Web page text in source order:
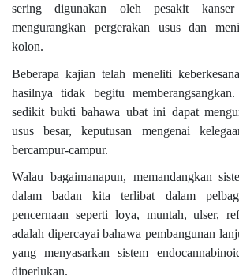
sering digunakan oleh pesakit
mengurangkan pergerakan usus dan
kolon.
Beberapa kajian telah meneliti
hasilnya tidak begitu
sedikit bukti bahawa ubat ini dapat
usus besar, keputusan mengenai
bercampur-campur.
Walau bagaimanapun, memandangkan
dalam badan kita terlibat dalam
pencernaan seperti loya, muntah, ulser,
adalah dipercayai bahawa pembangunan
yang menyasarkan sistem
diperlukan.